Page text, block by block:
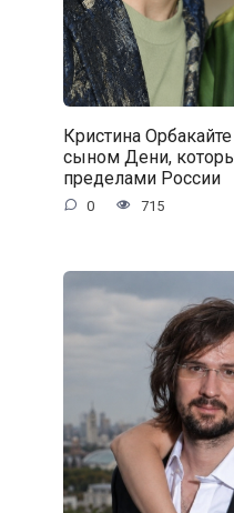
Кристина
сыном Дени,
пределами России
0 715